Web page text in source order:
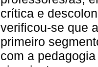
crítica e
verificou-se que
primeiro
com a